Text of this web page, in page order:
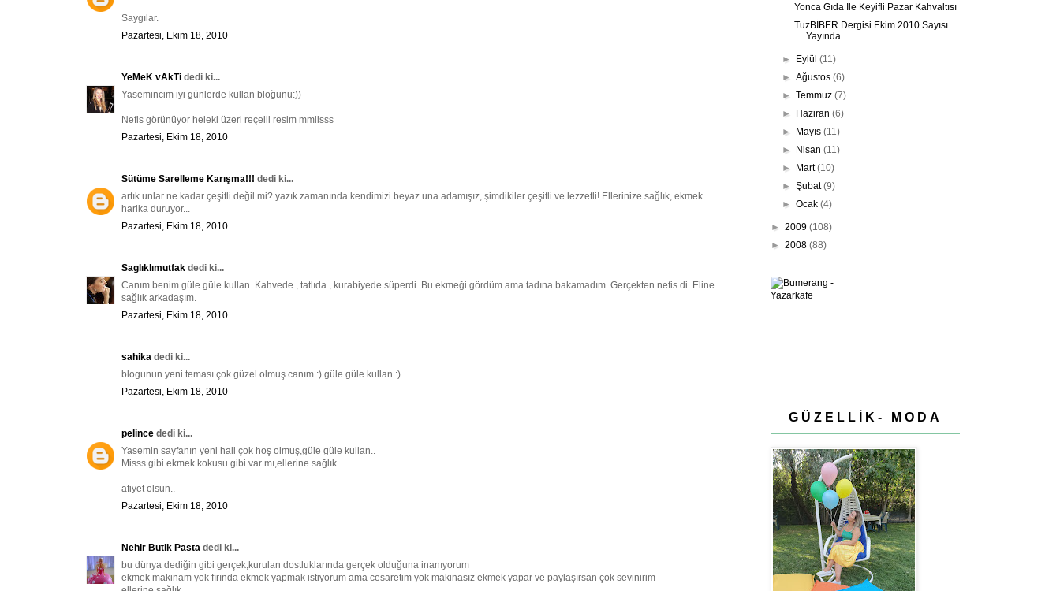
Saygılar.
Pazartesi, Ekim 18, 2010
YeMeK vAkTi dedi ki...
Yasemincim iyi günlerde kullan bloğunu:))
Nefis görünüyor heleki üzeri reçelli resim mmiisss
Pazartesi, Ekim 18, 2010
Sütüme Sarelleme Karışma!!! dedi ki...
artık unlar ne kadar çeşitli değil mi? yazık zamanında kendimizi beyaz una adamışız, şimdikiler çeşitli ve lezzetli! Ellerinize sağlık, ekmek
harika duruyor...
Pazartesi, Ekim 18, 2010
Saglıklımutfak dedi ki...
Canım benim güle güle kullan. Kahvede , tatlıda , kurabiyede süperdi. Bu ekmeği gördüm ama tadına bakamadım. Gerçekten nefis di. Eline
sağlık arkadaşım.
Pazartesi, Ekim 18, 2010
sahika dedi ki...
blogunun yeni teması çok güzel olmuş canım :) güle güle kullan :)
Pazartesi, Ekim 18, 2010
pelince dedi ki...
Yasemin sayfanın yeni hali çok hoş olmuş,güle güle kullan..
Misss gibi ekmek kokusu gibi var mı,ellerine sağlık...
afiyet olsun..
Pazartesi, Ekim 18, 2010
Nehir Butik Pasta dedi ki...
bu dünya dediğin gibi gerçek,kurulan dostluklarında gerçek olduğuna inanıyorum
ekmek makinam yok fırında ekmek yapmak istiyorum ama cesaretim yok makinasız ekmek yapar ve paylaşırsan çok sevinirim
Yonca Gıda İle Keyifli Pazar Kahvaltısı
TuzBİBER Dergisi Ekim 2010 Sayısı
Yayında
► Eylül(11)
►Ağustos(6)
►Temmuz(7)
► Haziran(6)
► Mayıs(11)
► Nisan(11)
► Mart(10)
►Şubat(9)
►Ocak(4)
► 2009 (108)
► 2008 (88)
GÜZELLİK- MODA